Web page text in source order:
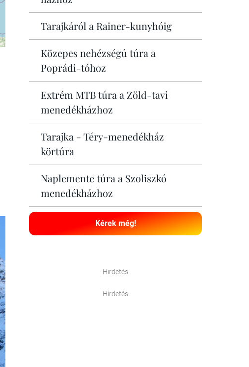
Tarajkáról a Rainer-kunyhóig
Közepes nehézségú túra a
Poprádi-tóhoz
Extrém MTB túra a Zöld-tavi
menedékházhoz
Tarajka - Téry-menedékház
körtúra
Naplemente túra a Szoliszkó
menedékházhoz
Kérek még!
Hirdetés
Hirdetés